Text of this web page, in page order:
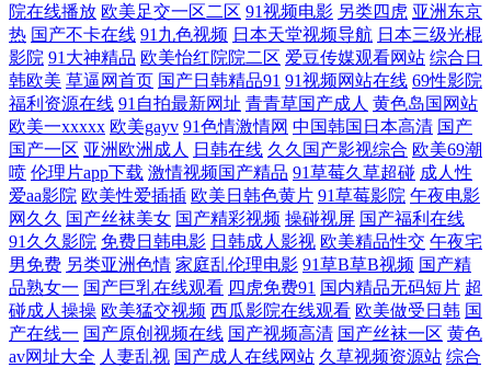
院在线播放 欧美足交一区二区 91视频电影 另类四虎 亚洲东京
热 国产不卡在线 91九色视频 日本天堂视频导航 日本三级光棍
影院 91大神精品 欧美怡红院院二区 爱豆传媒观看网站 综合日
韩欧美 草逼网首页 国产日韩精品91 91视频网站在线 69性影院
福利资源在线 91自拍最新网址 青青草国产成人 黄色岛国网站
欧美一xxxxx 欧美gayv 91色情激情网 中国韩国日本高清 国产
国产一区 亚洲欧洲成人 日韩在线 久久国产影视综合 欧美69潮
喷 伦理片app下载 激情视频国产精品 91草莓久草超碰 成人性
爱aa影院 欧美性爱插插 欧美日韩色黄片 91草莓影院 午夜电影
网久久 国产丝袜美女 国产精彩视频 操碰视屏 国产福利在线
91久久影院 免费日韩电影 日韩成人影视 欧美精品性交 午夜宅
男免费 另类亚洲色情 家庭乱伦理电影 91草B草B视频 国产精
品熟女一 国产巨乳在线观看 四虎免费91 国内精品无码短片 超
碰成人操操 欧美猛交视频 西瓜影院在线观看 欧美做受日韩 国
产在线一 国产原创视频在线 国产视频高清 国产丝袜一区 黄色
av网址大全 人妻乱视 国产成人在线网站 久草视频资源站 综合